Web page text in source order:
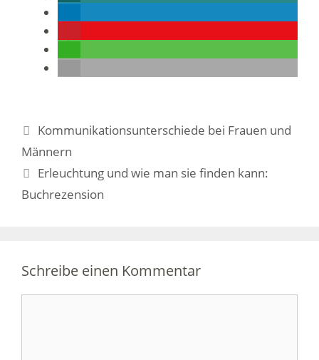
Kommunikationsunterschiede bei Frauen und
Männern
Erleuchtung und wie man sie finden kann:
Buchrezension
Schreibe einen Kommentar